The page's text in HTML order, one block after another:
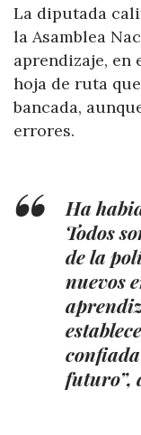
La diputada
la Asamblea
aprendizaje, en
hoja de ruta
bancada,
errores.
Ha
Todos
de la
nuevos
futuro”,